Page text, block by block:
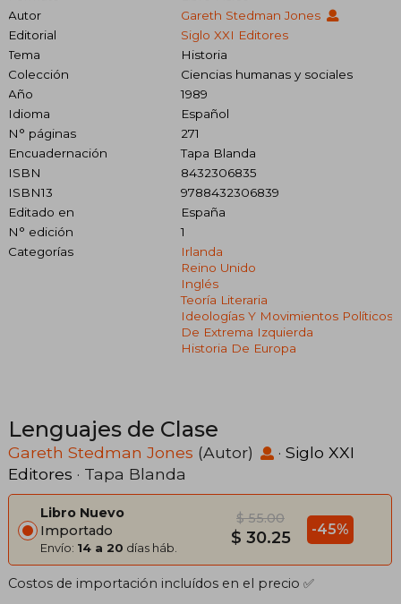
Autor
Gareth Stedman Jones
Editorial
Siglo XXI Editores
Tema
Historia
Colección
Ciencias humanas y sociales
Año
1989
Idioma
Español
N° páginas
271
Encuadernación
Tapa Blanda
ISBN
8432306835
ISBN13
9788432306839
Editado en
España
N° edición
1
Categorías
Irlanda
Reino Unido
Inglés
Teoría Literaria
Ideologías Y Movimientos Políticos
De Extrema Izquierda
Historia De Europa
Lenguajes de Clase
Gareth Stedman Jones (Autor) · Siglo XXI
Editores · Tapa Blanda
Libro Nuevo
Importado
Envío: 14 a 20 días háb.
$ 55.00
$ 30.25 -45%
Costos de importación incluídos en el precio ✅